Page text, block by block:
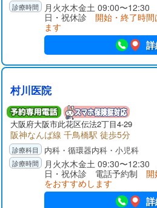
月火水木金土 09:00〜
日・祝休診 開始・終了時
ます
詳
村川医院
大阪府大阪市此花区伝法2丁目4-29
阪神なんば線 千鳥橋駅 徒歩5分
内科・循環器内科・小児科
月火水木金土 09:30〜
日・祝休診 電話予約制 開
をおすすめします
詳